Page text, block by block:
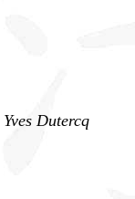
Yves Dutercq